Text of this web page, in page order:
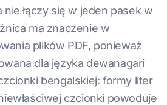
łączy się w jeden pasek w
ma znaczenie w
plików PDF, ponieważ
dla języka dewanagari
bengalskiej: formy liter
czcionki powoduje